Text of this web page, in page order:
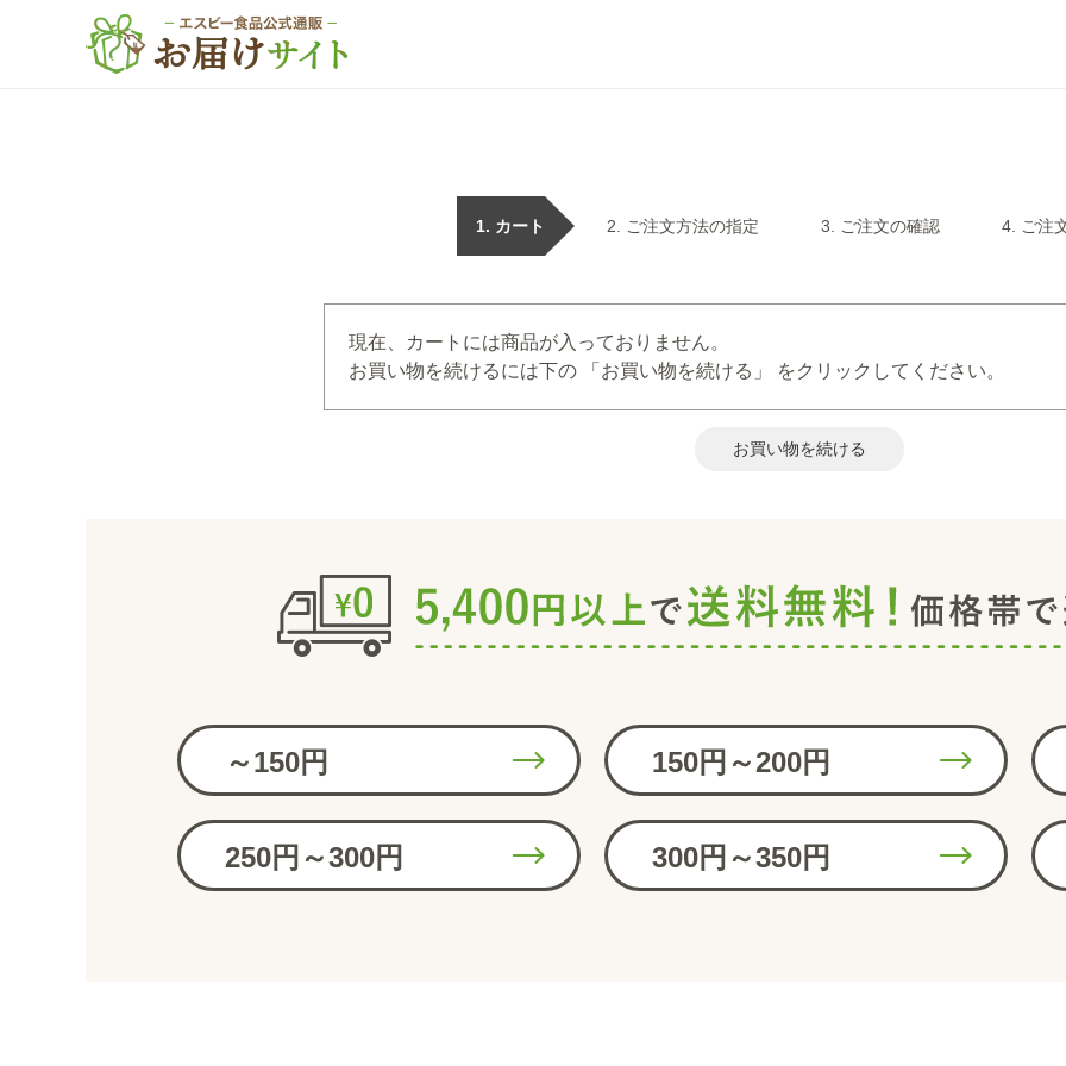
カート ご注文方法の指定 ご注文の確認 ご注
現在、カートには商品が入っておりません。
お買い物を続けるには下の 「お買い物を続ける」 をクリックしてください。
～150円 150円～200円
250円～300円 300円～350円